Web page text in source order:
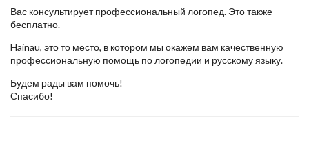
Вас консультирует профессиональный логопед. Это также
бесплатно.
Hainau, это то место, в котором мы окажем вам качественную
профессиональную помощь по логопедии и русскому языку.
Будем рады вам помочь!
Спасибо!